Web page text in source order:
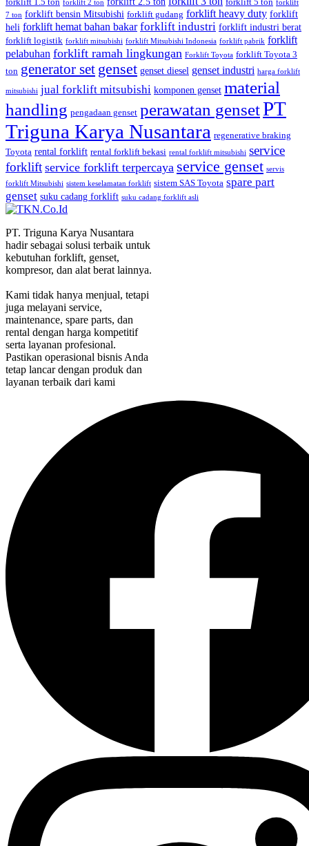
forklift 1.5 ton forklift 2 ton forklift 5 ton forklift
7 ton forklift bensin Mitsubishi forklift gudang forklift heavy duty forklift
heli forklift hemat bahan bakar forklift industri forklift industri berat
forklift logistik forklift mitsubishi forklift Mitsubishi Indonesia forklift pabrik forklift
pelabuhan forklift ramah lingkungan Forklift Toyota forklift Toyota 3
ton generator set genset genset diesel genset industri harga forklift
mitsubishi jual forklift mitsubishi komponen genset material
handling pengadaan genset perawatan gensetPT
Triguna Karya Nusantara regenerative braking
Toyota rental forklift rental forklift bekasi rental forklift mitsubishi service
forklift service forklift terpercaya service genset servis
forklift Mitsubishi sistem keselamatan forklift sistem SAS Toyota spare part
genset suku cadang forklift suku cadang forklift asli
PT. Triguna Karya Nusantara
hadir sebagai solusi terbaik untuk
kebutuhan forklift, genset,
kompresor, dan alat berat lainnya.
Kami tidak hanya menjual, tetapi
juga melayani service,
maintenance, spare parts, dan
rental dengan harga kompetitif
serta layanan profesional.
Pastikan operasional bisnis Anda
tetap lancar dengan produk dan
layanan terbaik dari kami